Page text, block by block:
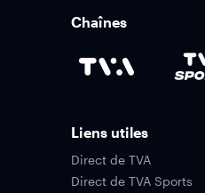
Chaînes
Liens utiles
Direct de TVA
Direct de TVA Sports